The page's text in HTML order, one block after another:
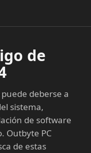
de
puede deberse a
sistema,
de software
Outbyte PC
de estas